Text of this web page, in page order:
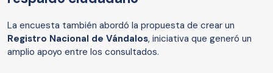
La encuesta también abordó la propuesta de crear un
Registro Nacional de Vándalos, iniciativa que generó un
amplio apoyo entre los consultados.